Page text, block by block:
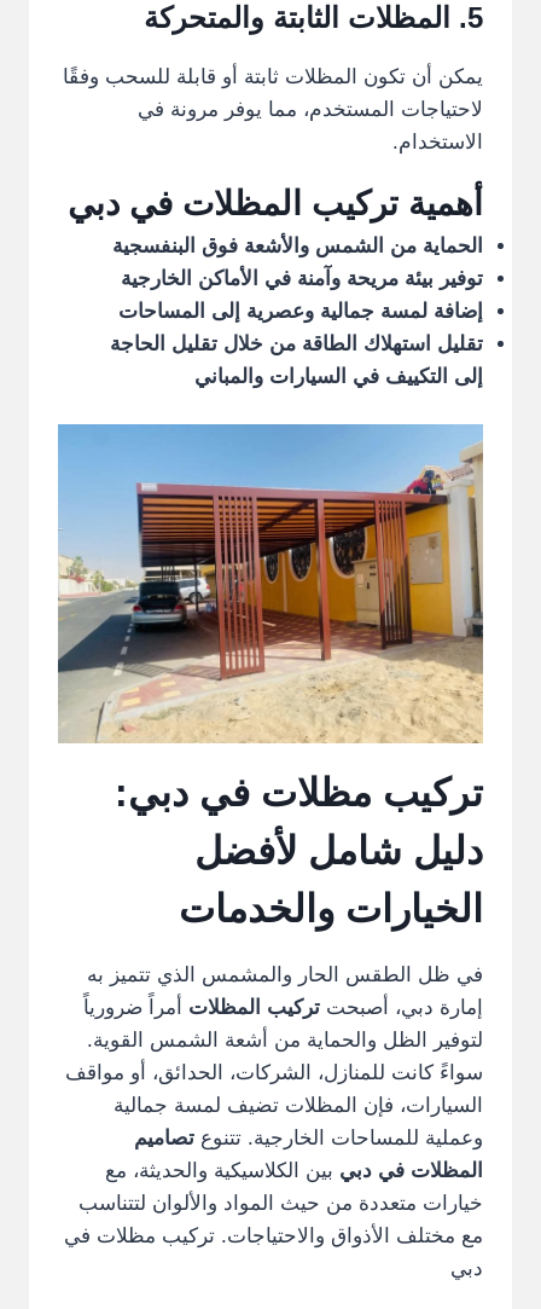
5. المظلات الثابتة والمتحركة
يمكن أن تكون المظلات ثابتة أو قابلة للسحب وفقًا
لاحتياجات المستخدم، مما يوفر مرونة في
الاستخدام.
أهمية تركيب المظلات في دبي
الحماية من الشمس والأشعة فوق البنفسجية
توفير بيئة مريحة وآمنة في الأماكن الخارجية
إضافة لمسة جمالية وعصرية إلى المساحات
تقليل استهلاك الطاقة من خلال تقليل الحاجة
إلى التكييف في السيارات والمباني
تركيب مظلات في دبي:
دليل شامل لأفضل
الخيارات والخدمات
في ظل الطقس الحار والمشمس الذي تتميز به
إمارة دبي، أصبحت تركيب المظلات أمراً ضرورياً
لتوفير الظل والحماية من أشعة الشمس القوية.
سواءً كانت للمنازل، الشركات، الحدائق، أو مواقف
السيارات، فإن المظلات تضيف لمسة جمالية
وعملية للمساحات الخارجية. تتنوع تصاميم
المظلات في دبي بين الكلاسيكية والحديثة، مع
خيارات متعددة من حيث المواد والألوان لتتناسب
مع مختلف الأذواق والاحتياجات. تركيب مظلات في
دبي